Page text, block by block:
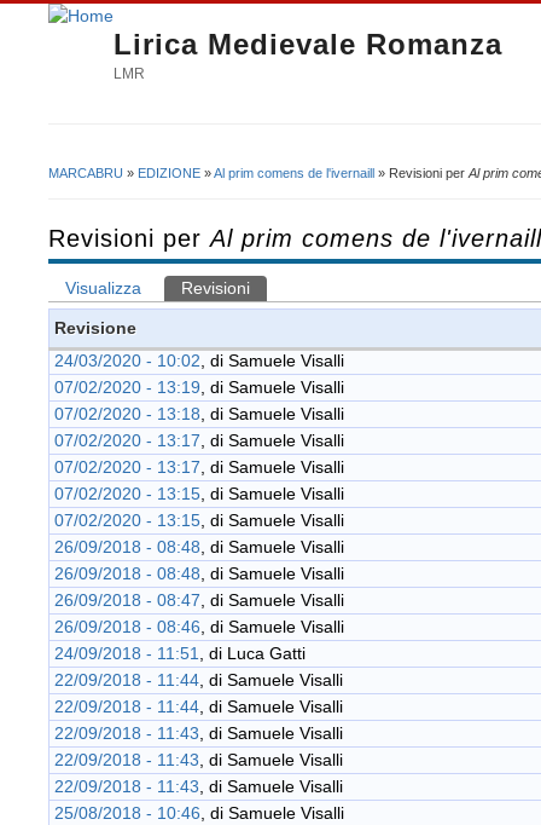
Lirica Medievale Romanza
LMR
MARCABRU » EDIZIONE »Al prim comens de l'ivernaill » Revisioni per Al prim
Revisioni perAl prim comens de l'ivernaill
Schede primarie
Visualizza Revisioni
Revisione
24/03/2020 - 10:02 , di Samuele Visalli
07/02/2020 - 13:19 , di Samuele Visalli
07/02/2020 - 13:18 , di Samuele Visalli
07/02/2020 - 13:17 , di Samuele Visalli
07/02/2020 - 13:17 , di Samuele Visalli
07/02/2020 - 13:15 , di Samuele Visalli
07/02/2020 - 13:15 , di Samuele Visalli
26/09/2018 - 08:48 , di Samuele Visalli
26/09/2018 - 08:48 , di Samuele Visalli
26/09/2018 - 08:47 , di Samuele Visalli
26/09/2018 - 08:46 , di Samuele Visalli
24/09/2018 - 11:51
, di Luca Gatti
22/09/2018 - 11:44 , di Samuele Visalli
22/09/2018 - 11:44 , di Samuele Visalli
22/09/2018 - 11:43 , di Samuele Visalli
22/09/2018 - 11:43 , di Samuele Visalli
22/09/2018 - 11:43 , di Samuele Visalli
25/08/2018 - 10:46 , di Samuele Visalli